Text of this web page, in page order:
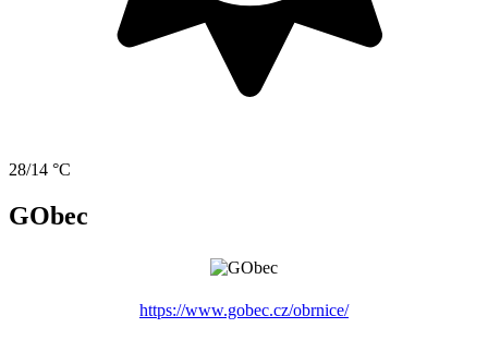
28/14 °C
GObec
https://www.gobec.cz/obrnice/